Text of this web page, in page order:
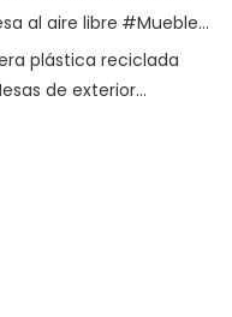
al aire libre #Muebles de exterior
plástica reciclada
de exterior
de acero